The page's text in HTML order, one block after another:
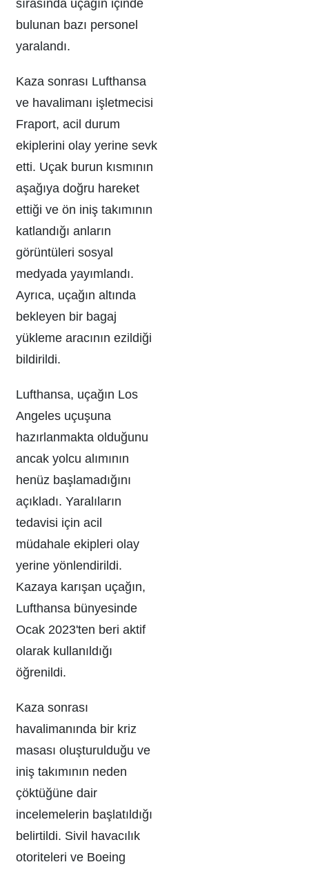
sırasında uçağın içinde
bulunan bazı personel
yaralandı.
Kaza sonrası Lufthansa
ve havalimanı işletmecisi
Fraport, acil durum
ekiplerini olay yerine sevk
etti. Uçak burun kısmının
aşağıya doğru hareket
ettiği ve ön iniş takımının
katlandığı anların
görüntüleri sosyal
medyada yayımlandı.
Ayrıca, uçağın altında
bekleyen bir bagaj
yükleme aracının ezildiği
bildirildi.
Lufthansa, uçağın Los
Angeles uçuşuna
hazırlanmakta olduğunu
ancak yolcu alımının
henüz başlamadığını
açıkladı. Yaralıların
tedavisi için acil
müdahale ekipleri olay
yerine yönlendirildi.
Kazaya karışan uçağın,
Lufthansa bünyesinde
Ocak 2023'ten beri aktif
olarak kullanıldığı
öğrenildi.
Kaza sonrası
havalimanında bir kriz
masası oluşturulduğu ve
iniş takımının neden
çöktüğüne dair
incelemelerin başlatıldığı
belirtildi. Sivil havacılık
otoriteleri ve Boeing